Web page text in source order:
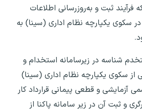
فرآیند ثبت و به‌روزرسانی اطلاعات
سکوی یکپارچه نظام اداری (سینا) به
شناسه در زیرسامانه استخدام و
از سکوی یکپارچه نظام اداری (سینا)
آزمایشی و قطعی پیمانی قرارداد کار
ثبت آن در زیر سامانه پاکنا از